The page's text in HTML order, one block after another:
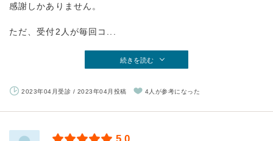
感謝しかありません。
ただ、受付2人が毎回コ...
続きを読む
2023年04月受診 / 2023年04月投稿 4人が参考になった